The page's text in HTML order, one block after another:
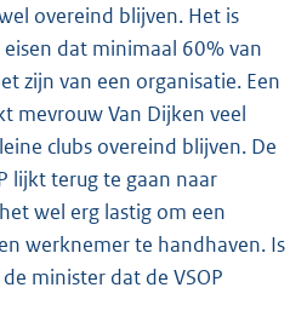
overeind blijven. Het is
dat minimaal 60% van
zijn van een organisatie. Een
mevrouw Van Dijken veel
clubs overeind blijven. De
lijkt terug te gaan naar
wel erg lastig om een
werknemer te handhaven. Is
minister dat de VSOP